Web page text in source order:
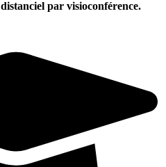
distanciel par visioconférence.